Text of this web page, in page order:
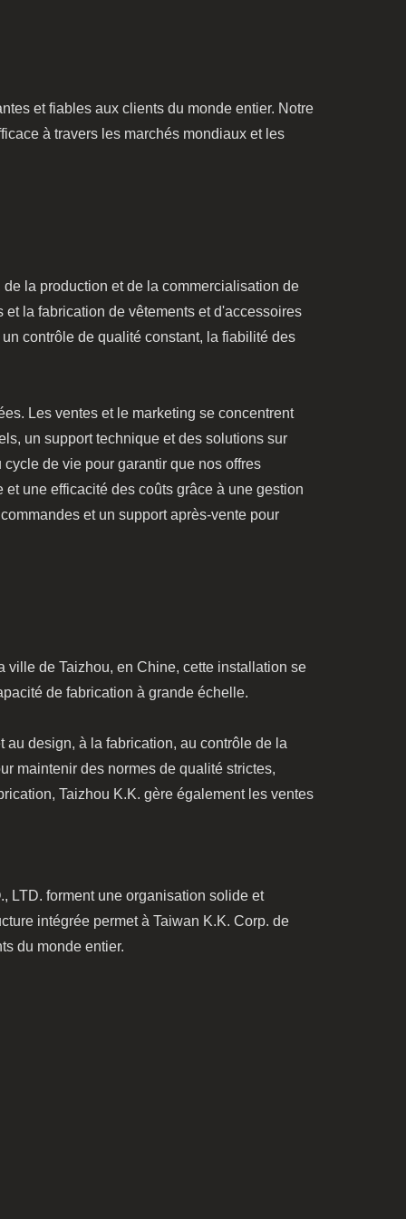
et fiables aux clients du monde entier. Notre
à travers les marchés mondiaux et les
la production et de la commercialisation de
la fabrication de vêtements et d'accessoires
contrôle de qualité constant, la fiabilité des
Les ventes et le marketing se concentrent
un support technique et des solutions sur
de vie pour garantir que nos offres
une efficacité des coûts grâce à une gestion
et un support après-vente pour
ville de Taizhou, en Chine, cette installation se
de fabrication à grande échelle.
design, à la fabrication, au contrôle de la
maintenir des normes de qualité strictes,
Taizhou K.K. gère également les ventes
LTD. forment une organisation solide et
intégrée permet à Taiwan K.K. Corp. de
du monde entier.